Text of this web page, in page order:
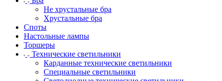
Не хрустальные бра
Хрустальные бра
Споты
Настольные лампы
Торшеры
Технические светильники
Карданные технические светильники
Специальные светильники